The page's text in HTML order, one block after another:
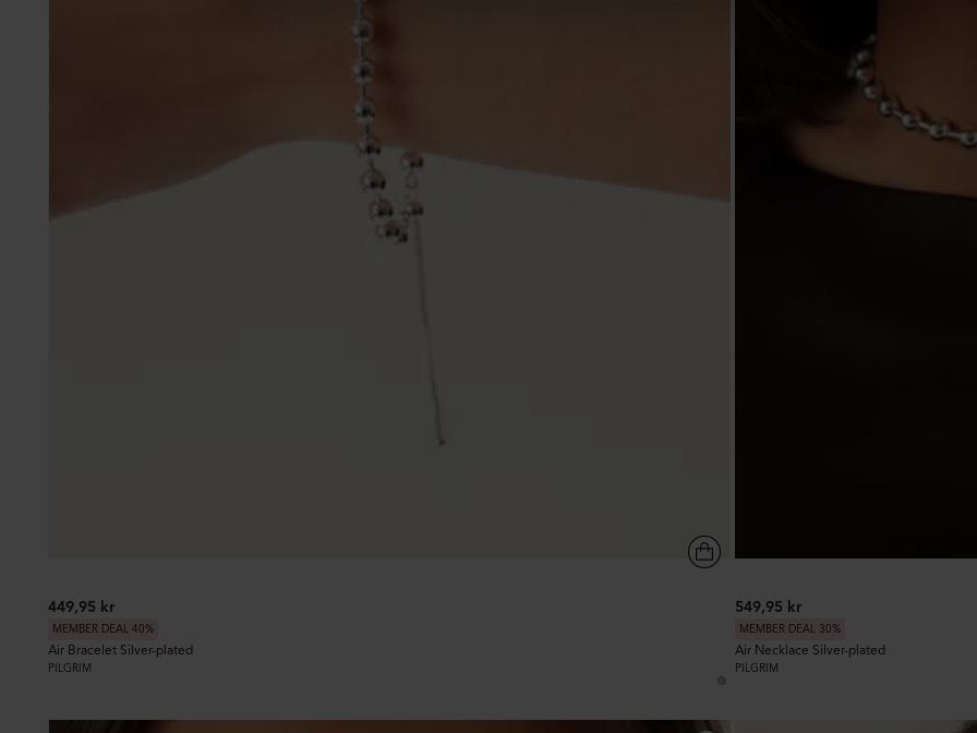
449,95 kr
MEMBER DEAL 40%
Air Bracelet Silver-plated
PILGRIM
549,95 kr
MEMBER DEAL 30%
Air Necklace Silver-plated
PILGRIM